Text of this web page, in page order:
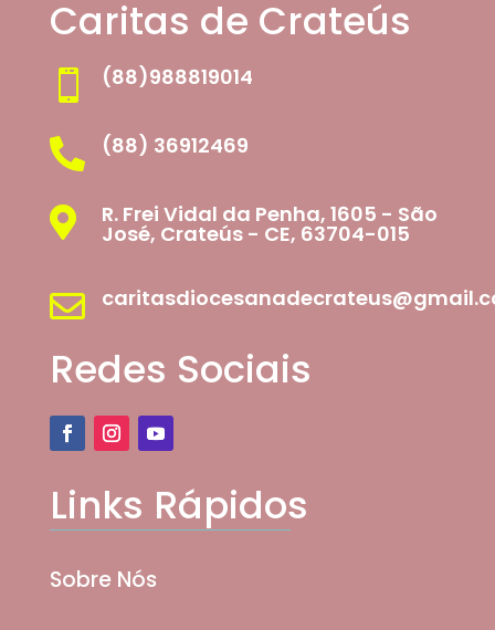
Caritas de Crateús
 (88)988819014
 (88) 36912469
 R. Frei Vidal da Penha, 1605 - São
José, Crateús - CE, 63704-015

Redes Sociais
Links Rápidos
Sobre Nós